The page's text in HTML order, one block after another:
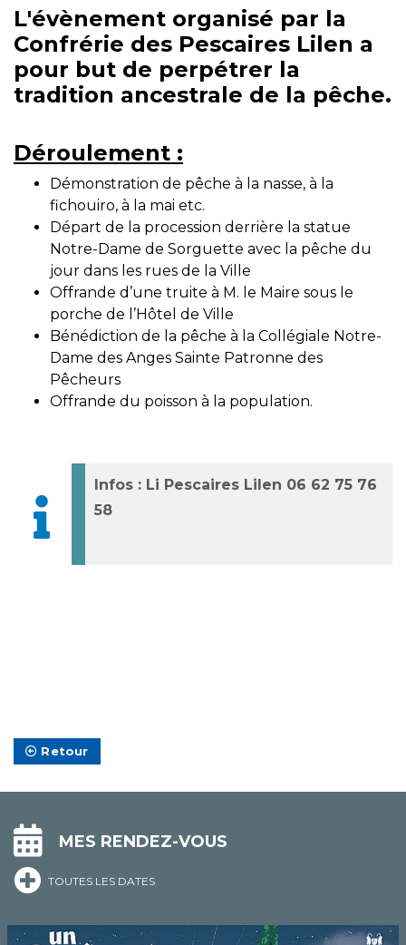
L'évènement organisé par la
Confrérie des Pescaires Lilen a
pour but de perpétrer la
tradition ancestrale de la pêche.
Déroulement :
Démonstration de pêche à la nasse, à la
fichouiro, à la mai etc.
Départ de la procession derrière la statue
Notre-Dame de Sorguette avec la pêche du
jour dans les rues de la Ville
Offrande d’une truite à M. le Maire sous le
porche de l’Hôtel de Ville
Bénédiction de la pêche à la Collégiale Notre-
Dame des Anges Sainte Patronne des
Pêcheurs
Offrande du poisson à la population.
Infos : Li Pescaires Lilen 06 62 75 76
58
Retour
MES RENDEZ-VOUS
TOUTES LES DATES